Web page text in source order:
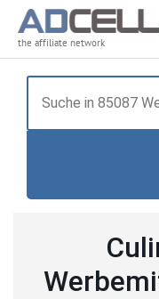
the affiliate network